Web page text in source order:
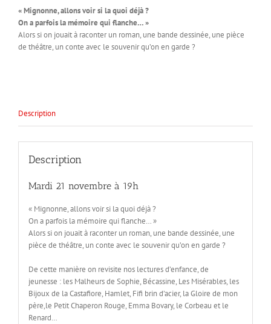
« Mignonne, allons voir si la quoi déjà ?
On a parfois la mémoire qui flanche… »
Alors si on jouait à raconter un roman, une bande dessinée, une pièce
de théâtre, un conte avec le souvenir qu’on en garde ?
Description
Description
Mardi 21 novembre à 19h
« Mignonne, allons voir si la quoi déjà ?
On a parfois la mémoire qui flanche… »
Alors si on jouait à raconter un roman, une bande dessinée, une
pièce de théâtre, un conte avec le souvenir qu’on en garde ?
De cette manière on revisite nos lectures d’enfance, de
jeunesse : les Malheurs de Sophie, Bécassine, Les Misérables, les
Bijoux de la Castafiore, Hamlet, Fifi brin d’acier, la Gloire de mon
père,le Petit Chaperon Rouge, Emma Bovary, le Corbeau et le
Renard…